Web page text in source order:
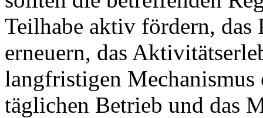
Teilhabe aktiv fördern,
erneuern, das
langfristigen
täglichen Betrieb und das